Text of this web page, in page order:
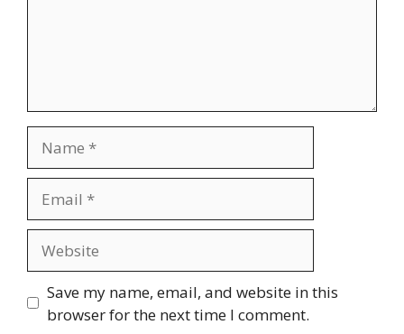
Save my name, email, and website in this
browser for the next time I comment.